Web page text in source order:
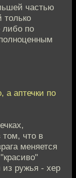
частью
только
либо по
а аптечки по
что в
меняется
из ружья - хер